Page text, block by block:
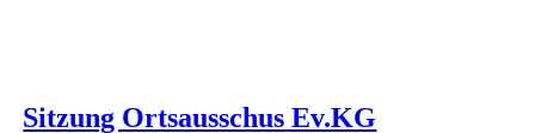
Sitzung Ortsausschus Ev.KG